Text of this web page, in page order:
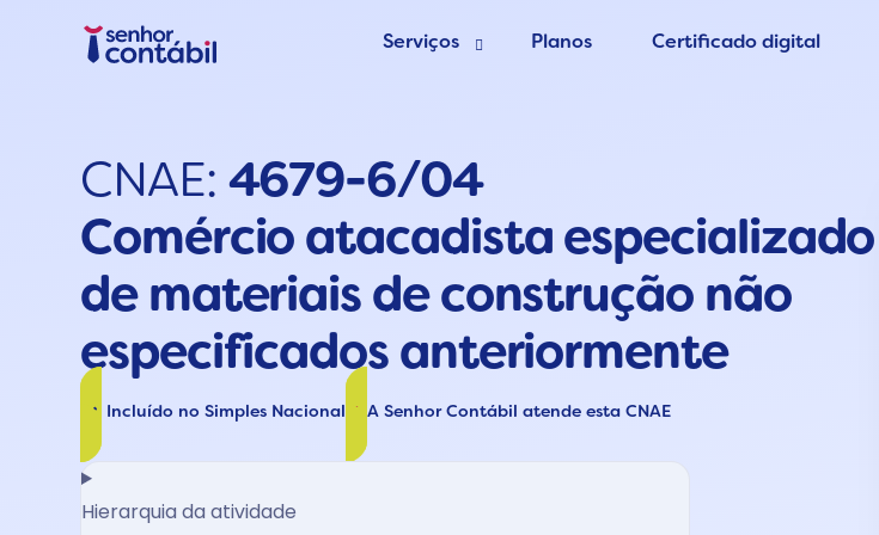
Serviços
Trocar de Contador
Deixar de ser MEI
Planos Certificado digital
CNAE: 4679-6/04
Comércio atacadista especializado
de materiais de construção não
especificados anteriormente
Incluído no Simples Nacional A Senhor Contábil atende esta CNAE
Hierarquia da atividade